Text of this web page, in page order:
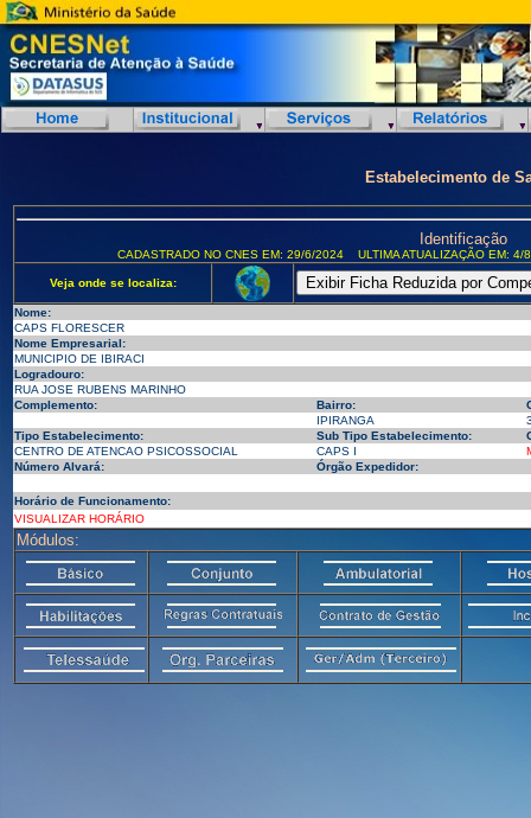
Estabelecimento de
Identificação
CADASTRADO NO CNES EM: 29/6/2024 ULTIMA ATUALIZAÇÃO EM:
Veja onde se localiza:
Nome:
CAPS FLORESCER
Nome Empresarial:
MUNICIPIO DE IBIRACI
Logradouro:
RUA JOSE RUBENS MARINHO
Complemento:
Bairro:
IPIRANGA
Tipo Estabelecimento:
Sub Tipo Estabelecimento:
CENTRO DE ATENCAO PSICOSSOCIAL
CAPS I
Número Alvará:
Órgão Expedidor:
Horário de Funcionamento:
VISUALIZAR HORÁRIO
Módulos: